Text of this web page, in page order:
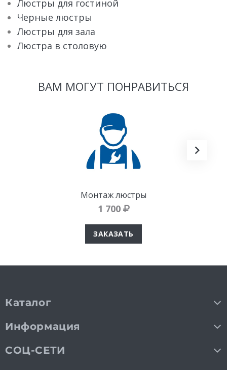
Люстры для гостиной
Черные люстры
Люстры для зала
Люстра в столовую
ВАМ МОГУТ ПОНРАВИТЬСЯ
Монтаж люстры
1 700
ЗАКАЗАТЬ
Каталог
Информация
СОЦ-СЕТИ